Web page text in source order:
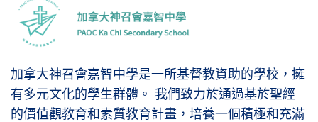
加拿大神召會嘉智中學是一所基督教資助的學校，擁
有多元文化的學生群體。 我們致力於通過基於聖經
的價值觀教育和素質教育計畫，培養一個積極和充滿